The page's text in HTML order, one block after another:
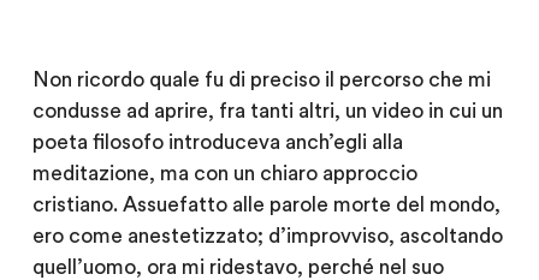
Non ricordo quale fu di preciso il percorso che mi
condusse ad aprire, fra tanti altri, un video in cui un
poeta filosofo introduceva anch’egli alla
meditazione, ma con un chiaro approccio
cristiano. Assuefatto alle parole morte del mondo,
ero come anestetizzato; d’improvviso, ascoltando
quell’uomo, ora mi ridestavo, perché nel suo